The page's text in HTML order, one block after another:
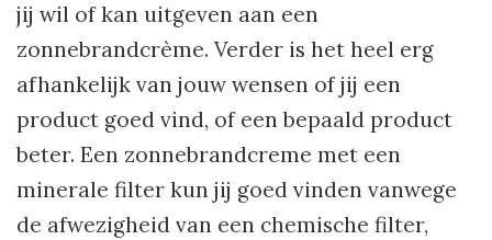
jij wil of kan uitgeven aan een
zonnebrandcrème. Verder is het heel erg
afhankelijk van jouw wensen of jij een
product goed vind, of een bepaald product
beter. Een zonnebrandcreme met een
minerale filter kun jij goed vinden vanwege
de afwezigheid van een chemische filter,